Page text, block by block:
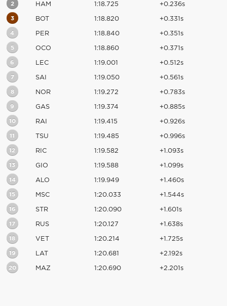
2 HAM 1:18.725 +0.236s
3 BOT 1:18.820 +0.331s
4 PER 1:18.840 +0.351s
5 OCO 1:18.860 +0.371s
6 LEC 1:19.001 +0.512s
7 SAI 1:19.050 +0.561s
8 NOR 1:19.272 +0.783s
9 GAS 1:19.374 +0.885s
10 RAI 1:19.415 +0.926s
11 TSU 1:19.485 +0.996s
12 RIC 1:19.582 +1.093s
13 GIO 1:19.588 +1.099s
14 ALO 1:19.949 +1.460s
15 MSC 1:20.033 +1.544s
16 STR 1:20.090 +1.601s
17 RUS 1:20.127 +1.638s
18 VET 1:20.214 +1.725s
19 LAT 1:20.681 +2.192s
20 MAZ 1:20.690 +2.201s